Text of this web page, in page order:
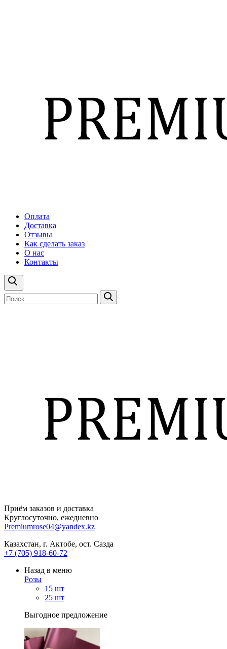
Оплата
Доставка
Отзывы
Как сделать заказ
О нас
Контакты
Приём заказов и доставка
Круглосуточно, ежедневно
Premiumrose04@yandex.kz
Казахстан, г. Актобе, ост. Сазда
+7 (705) 918-60-72
Назад в меню
Розы
15 шт
25 шт
Выгодное предложение